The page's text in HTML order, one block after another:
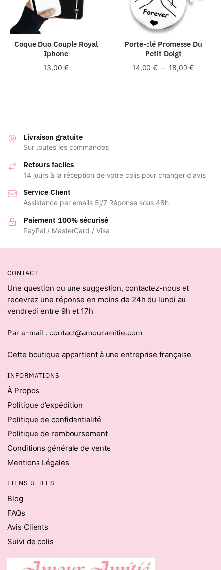
Coque Duo Couple Royal
Iphone
13,00€
Porte-clé Promesse Du
Petit Doigt
14,00€ – 18,00€Plage
Livraison gratuite
Sur toutes les commandes
Retours faciles
14 jours à la réception de votre colis pour changer d'avis
Service Client
Assistance par emails 5j/7 Réponse sous 48h
Paiement 100% sécurisé
PayPal / MasterCard / Visa
CONTACT
Une question ou une suggestion, contactez-nous et
recevrez une réponse en moins de 24h du lundi au
vendredi entre 9h et 17h
Par e-mail : contact@amouramitie.com
Cette boutique appartient à une entreprise française
INFORMATIONS
À Propos
Politique d’expédition
Politique de confidentialité
Politique de remboursement
Conditions générale de vente
Mentions Légales
LIENS UTILES
Blog
FAQs
Avis Clients
Suivi de colis